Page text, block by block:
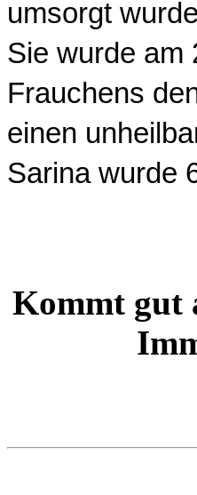
umsorgt
Sie wurde am
Frauchens
einen
Sarina wurde
Kommt gut